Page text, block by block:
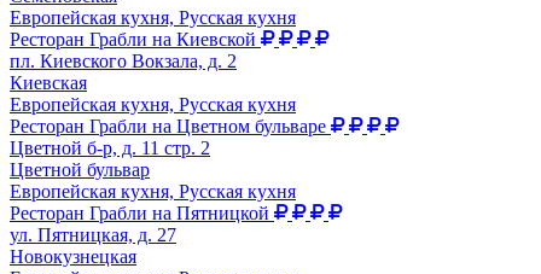
Европейская кухня, Русская кухня
Ресторан Грабли на Киевской
пл. Киевского Вокзала, д. 2
Киевская
Европейская кухня, Русская кухня
Ресторан Грабли на Цветном бульваре
Цветной б-р, д. 11 стр. 2
Цветной бульвар
Европейская кухня, Русская кухня
Ресторан Грабли на Пятницкой
ул. Пятницкая, д. 27
Новокузнецкая